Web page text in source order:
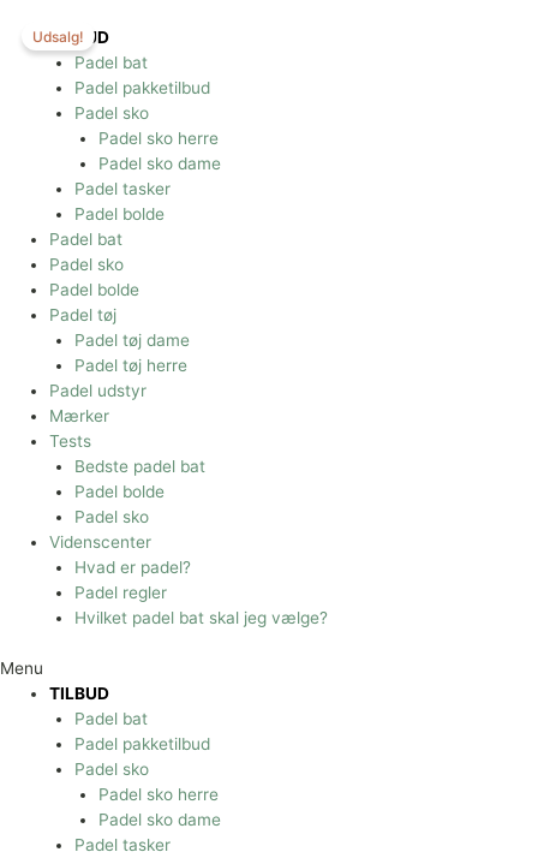
indholdet
TILBUD
Padel bat
Padel pakketilbud
Padel sko
Padel sko herre
Padel sko dame
Padel tasker
Padel bolde
Padel bat
Padel sko
Padel bolde
Padel tøj
Padel tøj dame
Padel tøj herre
Padel udstyr
Mærker
Tests
Bedste padel bat
Padel bolde
Padel sko
Videnscenter
Hvad er padel?
Padel regler
Hvilket padel bat skal jeg vælge?
Menu
TILBUD
Padel bat
Padel pakketilbud
Padel sko
Padel sko herre
Padel sko dame
Padel tasker
Udsalg!